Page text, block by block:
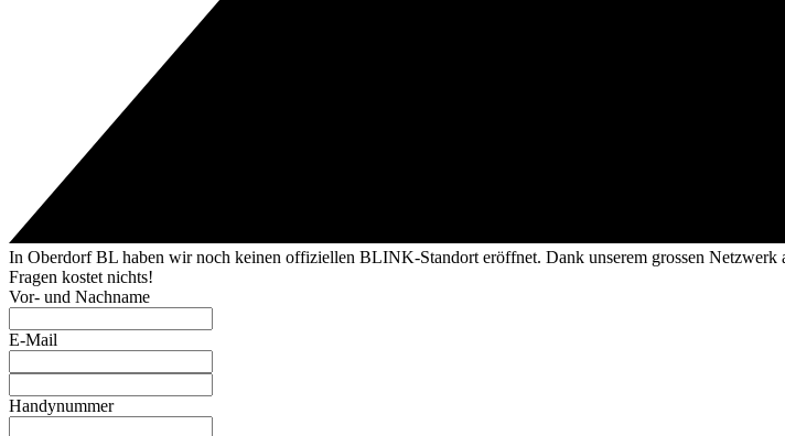
In Oberdorf BL haben wir noch keinen offiziellen BLINK-Standort eröffnet. Dank unserem grossen
Fragen kostet nichts!
Vor- und Nachname
E-Mail
Handynummer